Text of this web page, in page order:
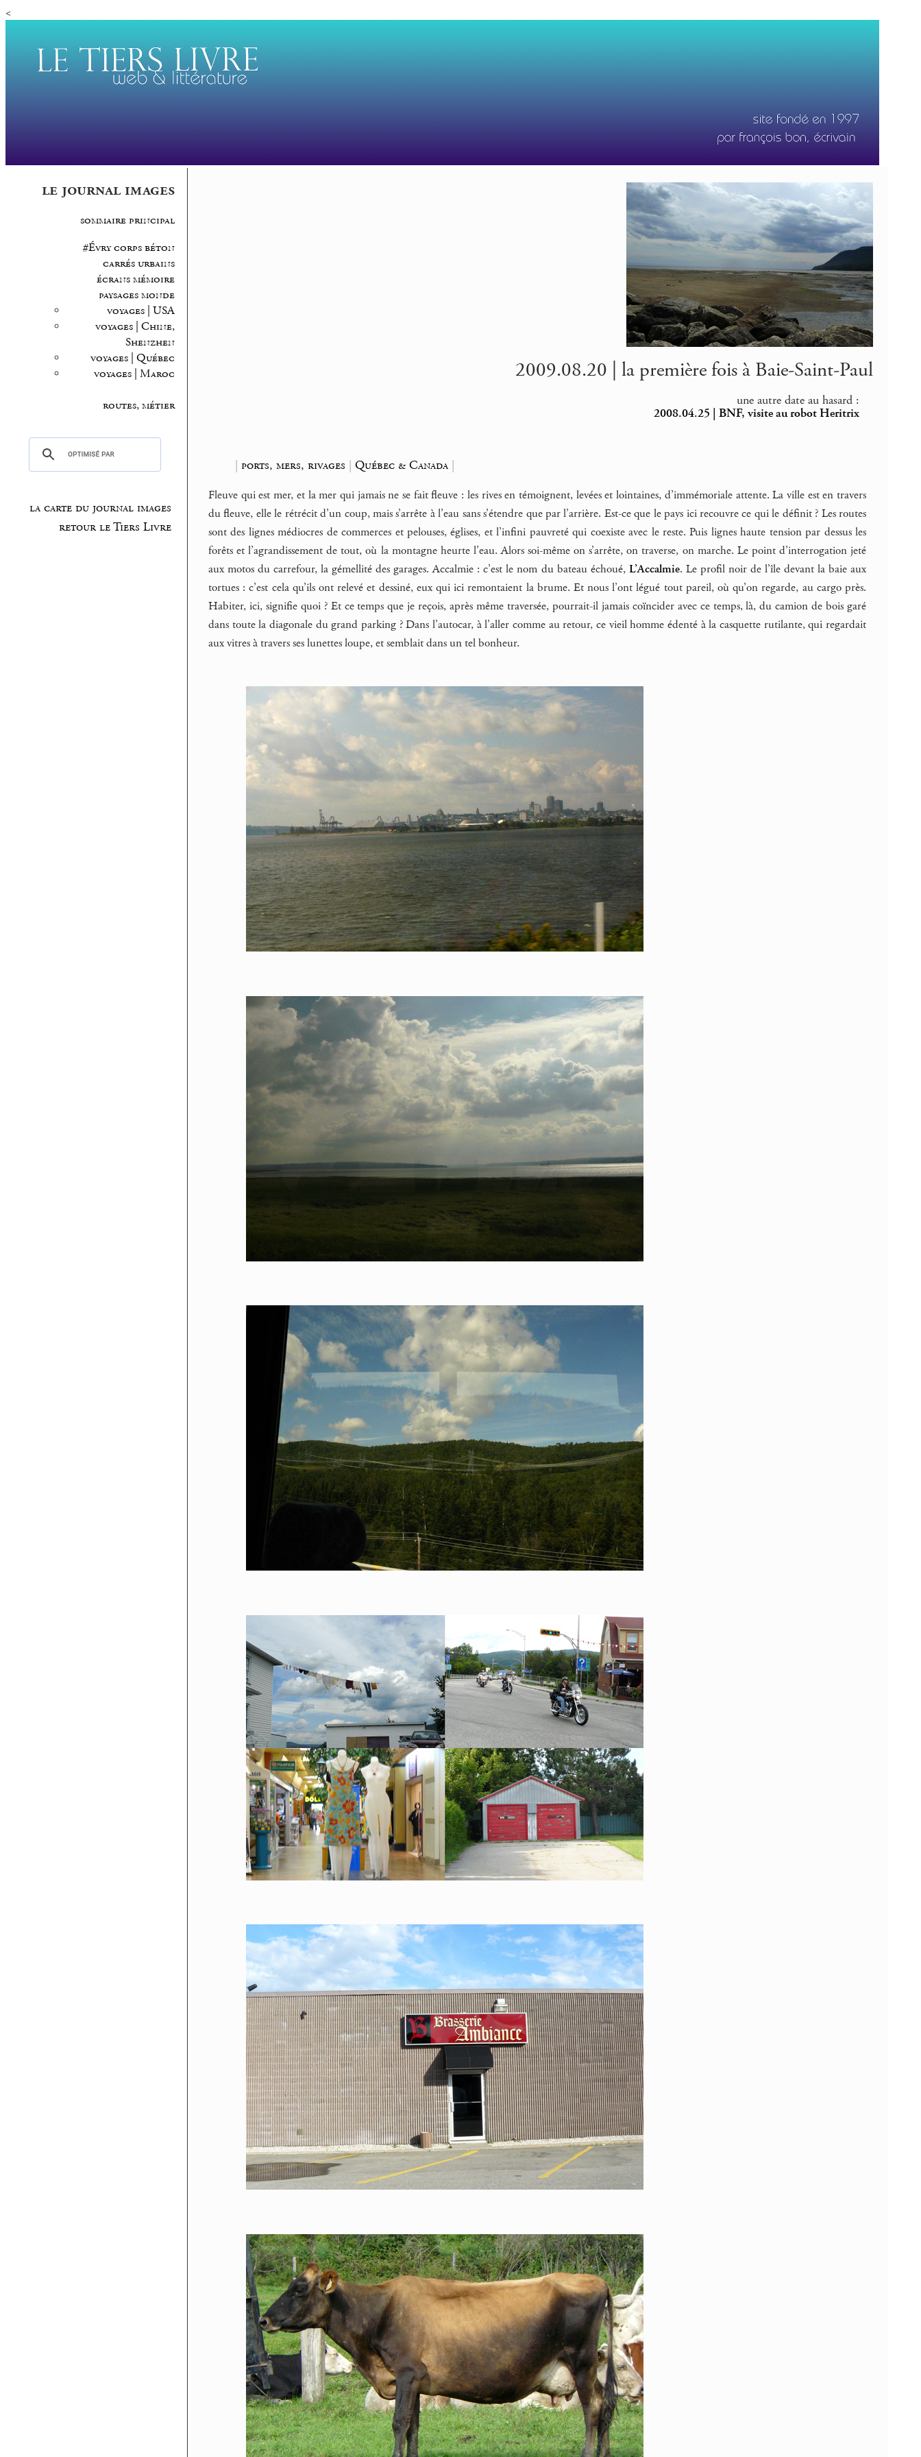
<
le journal images
sommaire principal
#Évry corps béton
carrés urbains
écrans mémoire
paysages monde
voyages | USA
voyages | Chine,
Shenzhen
voyages | Québec
voyages | Maroc
routes, métier
la carte du journal images
retour le Tiers Livre
2009.08.20 | la première fois à Baie-Saint-Paul
une autre date au hasard :
2008.04.25 | BNF, visite au robot Heritrix
|ports, mers, rivages |Québec & Canada|
Fleuve qui est mer, et la mer qui jamais ne se fait fleuve : les rives en témoignent, levées et lointaines, d’immémoriale attente. La ville est en travers
du fleuve, elle le rétrécit d’un coup, mais s’arrête à l’eau sans s’étendre que par l’arrière. Est-ce que le pays ici recouvre ce qui le définit ? Les routes
sont des lignes médiocres de commerces et pelouses, églises, et l’infini pauvreté qui coexiste avec le reste. Puis lignes haute tension par dessus les
forêts et l’agrandissement de tout, où la montagne heurte l’eau. Alors soi-même on s’arrête, on traverse, on marche. Le point d’interrogation jeté
aux motos du carrefour, la gémellité des garages. Accalmie : c’est le nom du bateau échoué, L’Accalmie. Le profil noir de l’île devant la baie aux
tortues : c’est cela qu’ils ont relevé et dessiné, eux qui ici remontaient la brume. Et nous l’ont légué tout pareil, où qu’on regarde, au cargo près.
Habiter, ici, signifie quoi ? Et ce temps que je reçois, après même traversée, pourrait-il jamais coïncider avec ce temps, là, du camion de bois garé
dans toute la diagonale du grand parking ? Dans l’autocar, à l’aller comme au retour, ce vieil homme édenté à la casquette rutilante, qui regardait
aux vitres à travers ses lunettes loupe, et semblait dans un tel bonheur.